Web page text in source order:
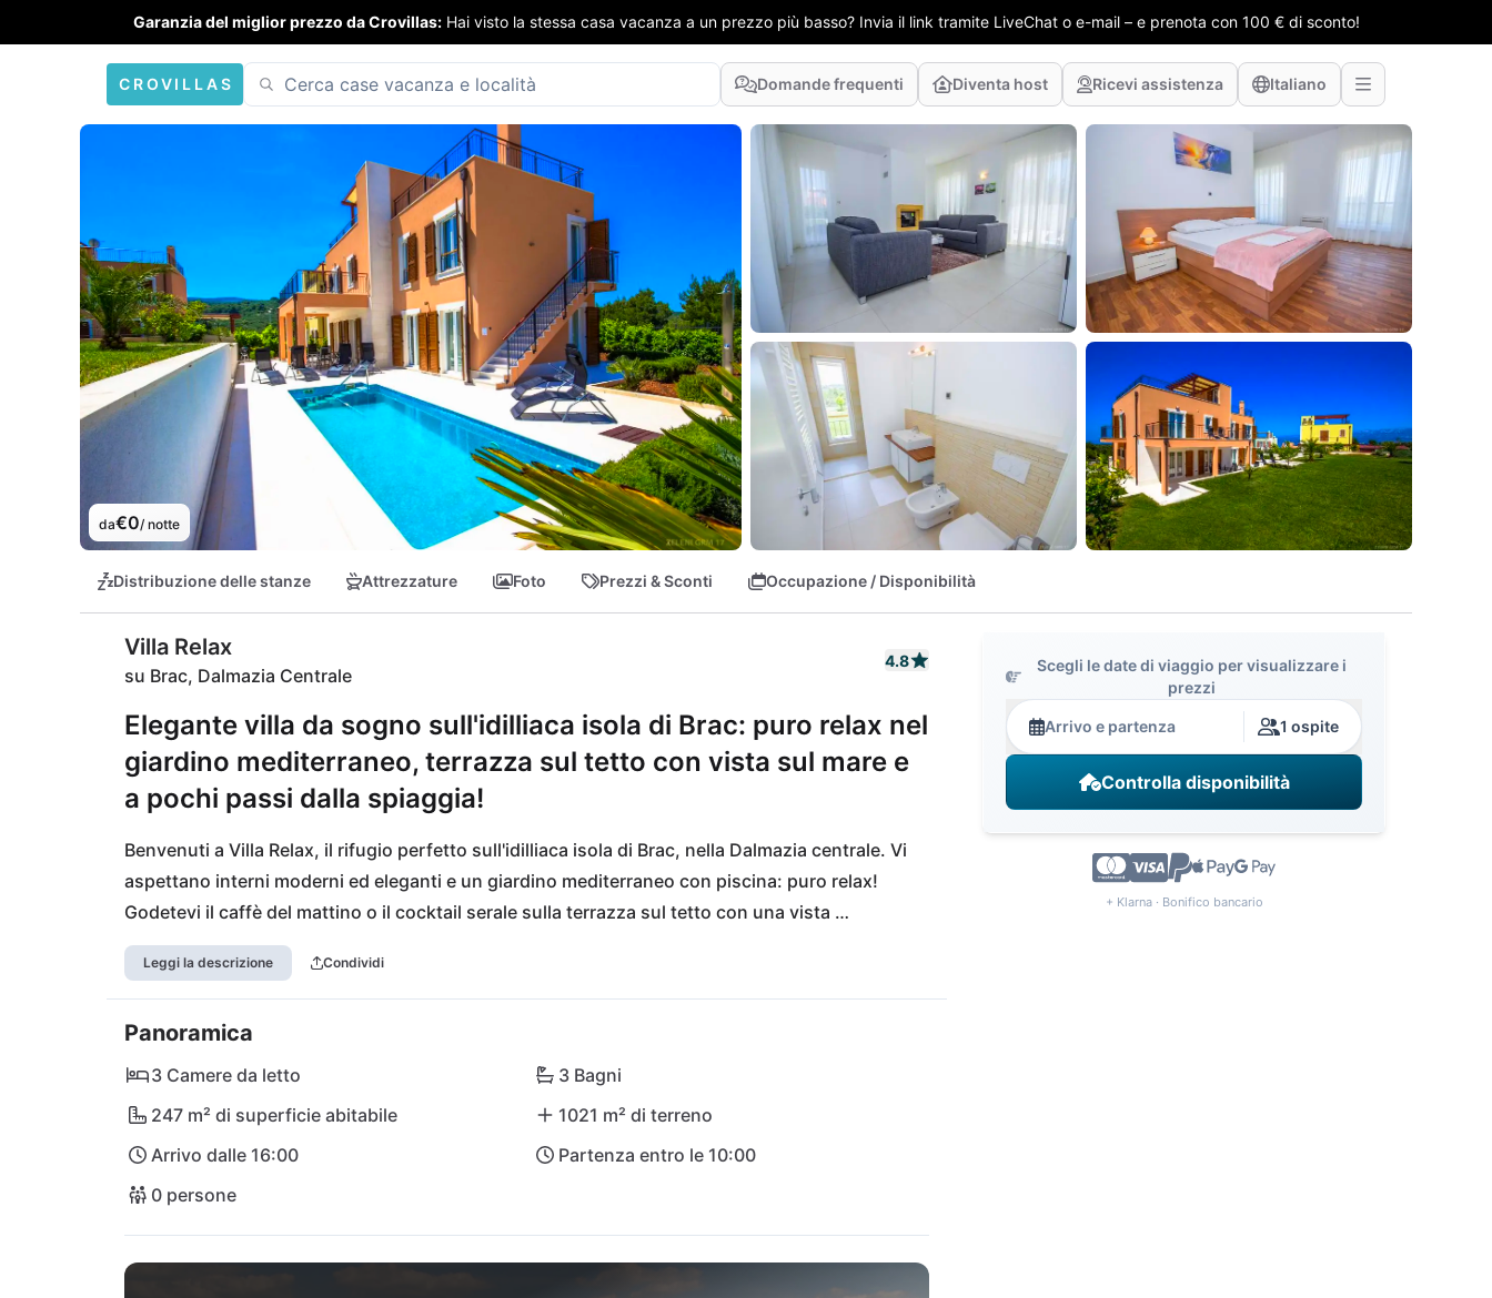
Garanzia del miglior prezzo da Crovillas: Hai visto la stessa casa vacanza a un prezzo più basso? Invia il link tramite LiveChat o e-mail – e prenota con 100 € di sconto!
CROVILLAS Domande frequenti Diventa host Ricevi assistenza Italiano
da€0/ notte
Distribuzione delle stanze Attrezzature Foto Prezzi & Sconti Occupazione / Disponibilità
Villa Relax
su Brac, Dalmazia Centrale
4.8
Elegante villa da sogno sull'idilliaca isola di Brac: puro relax nel
giardino mediterraneo, terrazza sul tetto con vista sul mare e
a pochi passi dalla spiaggia!
Benvenuti a Villa Relax, il rifugio perfetto sull'idilliaca isola di Brac, nella Dalmazia centrale. Vi
aspettano interni moderni ed eleganti e un giardino mediterraneo con piscina: puro relax!
Godetevi il caffè del mattino o il cocktail serale sulla terrazza sul tetto con una vista
mozzafiato sul mare. La splendida spiaggia è a pochi passi, mentre l'affascinante città di
Supetar e il suo porto dei traghetti distano solo pochi chilometri. Esplorate la pittoresca isola
con le sue città storiche come Milna o Bol e lasciatevi incantare dal famoso "Corno d'Oro"
(Zlatni Rat). La vicinanza agli aeroporti di Brač e Spalato facilita gli spostamenti: lasciatevi alle
spalle la vita quotidiana e immergetevi nel magico mondo di Villa Relax!
Leggi la descrizione Condividi
Panoramica
3 Camere da letto
3 Bagni
247 m² di superficie abitabile
1021 m² di terreno
Arrivo dalle 16:00
Partenza entro le 10:00
0 persone
Scegli le date di viaggio per visualizzare i
prezzi
Arrivo e partenza 1 ospite
Controlla disponibilità
+ Klarna · Bonifico bancario